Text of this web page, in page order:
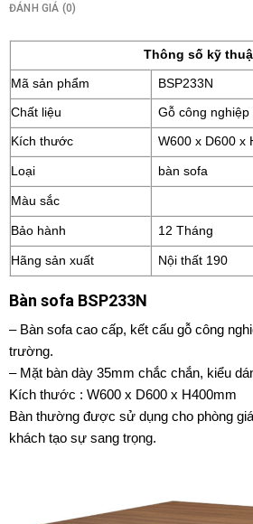
ĐÁNH GIÁ (0)
Thông số kỹ
Mã sản phẩm BSP233N
Chất liệu Gỗ công nghiệp
Kích thước W600 x D600 x
Loại bàn sofa
Màu sắc
Bảo hành 12 Tháng
Hãng sản xuất Nội thất 190
Bàn sofa BSP233N
– Bàn sofa cao cấp, kết cấu gỗ công
trường.
– Mặt bàn dày 35mm chắc chắn, kiểu
Kích thước : W600 x D600 x H400mm
Bàn thường được sử dụng cho phòng
khách tạo sự sang trọng.